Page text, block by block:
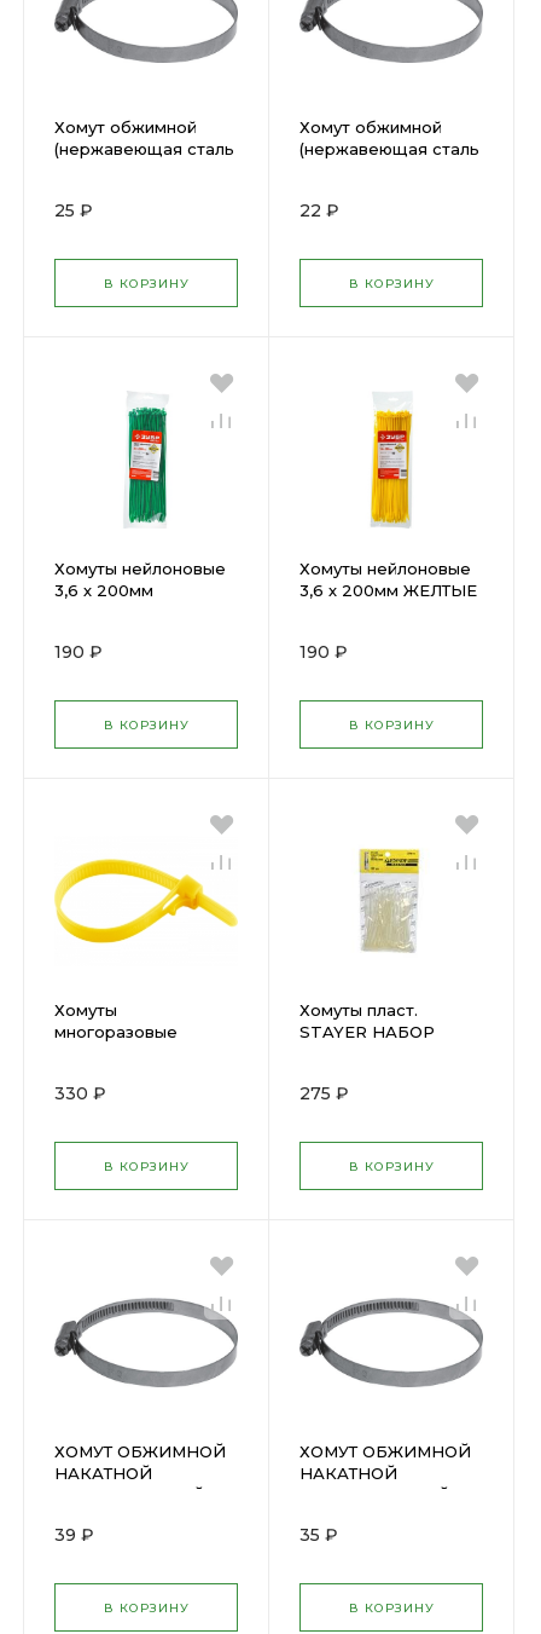
Хомут обжимной
(нержавеющая сталь
25 ₽
В КОРЗИНУ
Хомут обжимной
(нержавеющая сталь
22 ₽
В КОРЗИНУ
Хомуты нейлоновые
3,6 х 200мм
190 ₽
В КОРЗИНУ
Хомуты нейлоновые
3,6 х 200мм ЖЕЛТЫЕ
190 ₽
В КОРЗИНУ
Хомуты
многоразовые
СибрТех 45575
330 ₽
В КОРЗИНУ
Хомуты пласт.
STAYER НАБОР
275 ₽
В КОРЗИНУ
ХОМУТ ОБЖИМНОЙ
НАКАТНОЙ
НЕРЖАВЕЮЩИЙ
39 ₽
В КОРЗИНУ
ХОМУТ ОБЖИМНОЙ
НАКАТНОЙ
НЕРЖАВЕЮЩИЙ
35 ₽
В КОРЗИНУ